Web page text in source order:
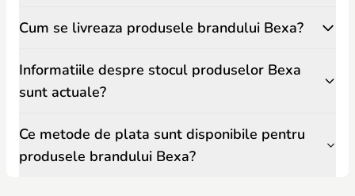
Cum se livreaza produsele brandului Bexa?
Informatiile despre stocul produselor Bexa
sunt actuale?
Ce metode de plata sunt disponibile pentru
produsele brandului Bexa?